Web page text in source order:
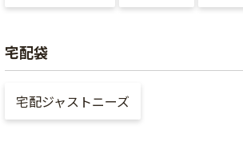
宅配袋
宅配ジャストニーズ